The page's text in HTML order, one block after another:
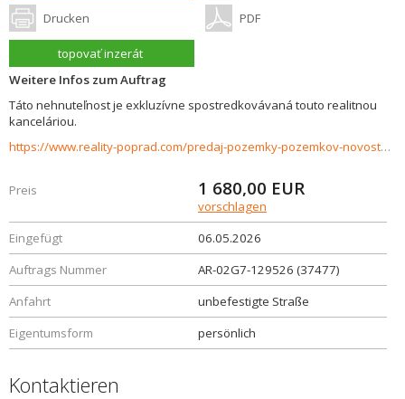
Drucken PDF
topovať inzerát
Weitere Infos zum Auftrag
Táto nehnuteľnost je exkluzívne spostredkovávaná touto realitnou
kanceláriou.
https://www.reality-poprad.com/predaj-pozemky-pozemkov-novostavby/Orna-poda-na-predaj-Zakovce-37477/?utm_source=areality&utm_medium=xml&utm_term=37477&utm_content=chalupa&utm_campaign=portaly
Preis 1 680,00 EUR
vorschlagen
Eingefügt
06.05.2026
Auftrags Nummer
AR-02G7-129526 (37477)
Anfahrt
unbefestigte Straße
Eigentumsform
persönlich
Kontaktieren